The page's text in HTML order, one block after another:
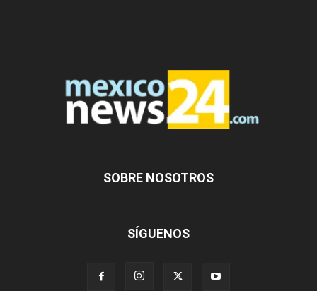
SOBRE NOSOTROS
SÍGUENOS